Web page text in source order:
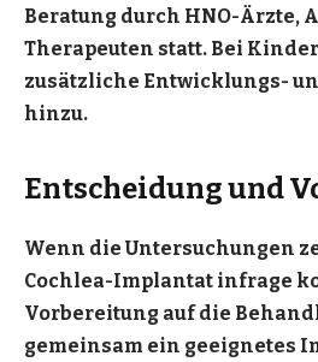
Beratung durch HNO-Ärzte,
Therapeuten statt. Bei
zusätzliche Entwicklungs-
hinzu.
Entscheidung und
Wenn die Untersuchungen
Cochlea-Implantat infrage
Vorbereitung auf die
gemeinsam ein geeignetes